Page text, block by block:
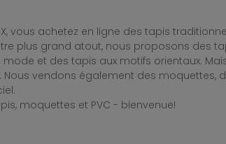
vous achetez en ligne des tapis
plus grand atout, nous proposons des
et des tapis aux motifs orientaux.
Nous vendons également des moquettes,
moquettes et PVC - bienvenue!